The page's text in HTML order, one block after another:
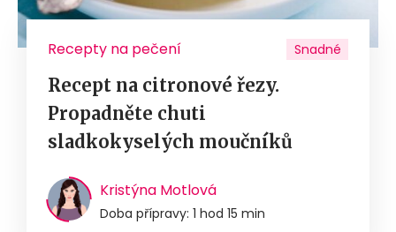
Recepty na pečení Snadné
Recept na citronové řezy.
Propadněte chuti
sladkokyselých moučníků
Kristýna Motlová
Doba přípravy: 1 hod 15 min